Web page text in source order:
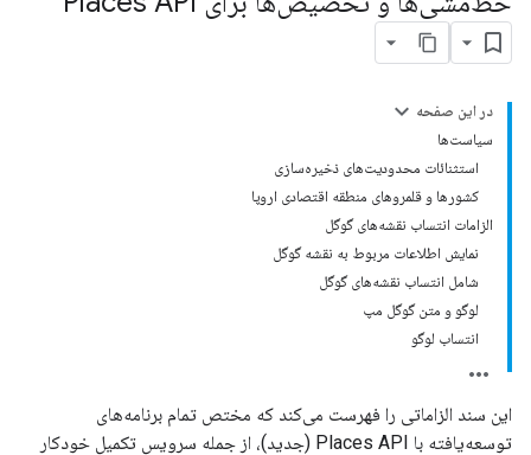
در این صفحه
سیاست‌ها
استثنائات محدودیت‌های ذخیره‌سازی
کشورها و قلمروهای منطقه اقتصادی اروپا
الزامات انتساب نقشه‌های گوگل
نمایش اطلاعات مربوط به نقشه گوگل
شامل انتساب نقشه‌های گوگل
لوگو و متن گوگل مپ
انتساب لوگو
این سند الزاماتی را فهرست می‌کند که مختص تمام برنامه‌های
توسعه‌یافته با Places API (جدید)، از جمله سرویس تکمیل خودکار